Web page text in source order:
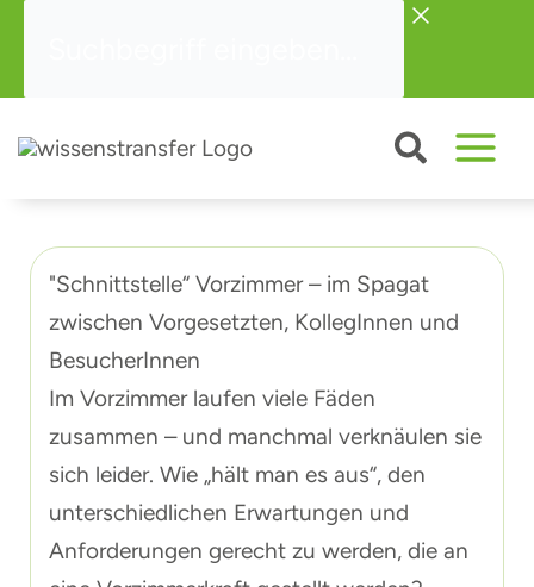
springen
"Schnittstelle“ Vorzimmer – im Spagat
zwischen Vorgesetzten, KollegInnen und
BesucherInnen
Im Vorzimmer laufen viele Fäden
zusammen – und manchmal verknäulen sie
sich leider. Wie „hält man es aus“, den
unterschiedlichen Erwartungen und
Anforderungen gerecht zu werden, die an